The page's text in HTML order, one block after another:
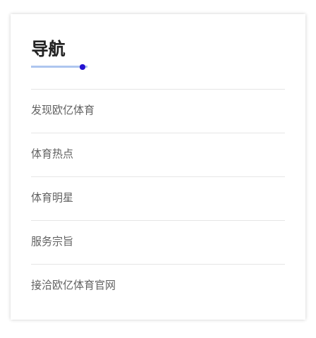
导航
发现欧亿体育
体育热点
体育明星
服务宗旨
接洽欧亿体育官网